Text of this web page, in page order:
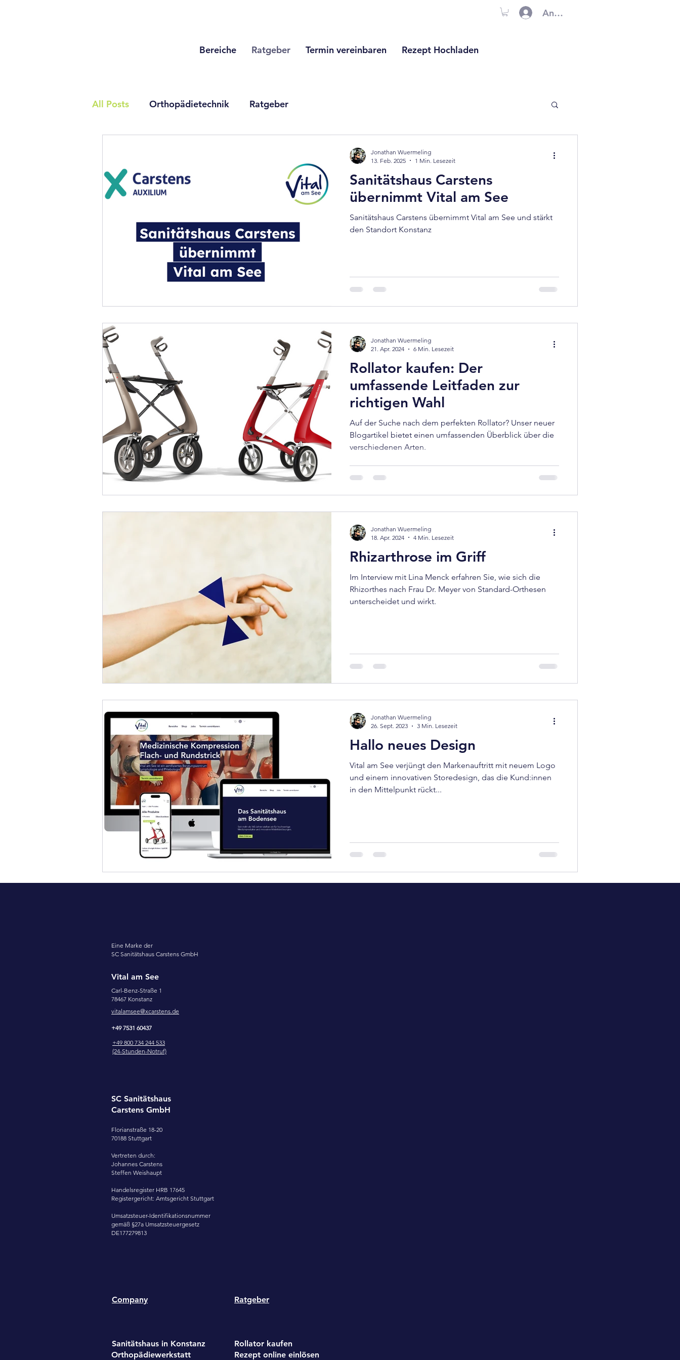
Anmelden
Bereiche Ratgeber Termin vereinbaren Rezept Hochladen
All Posts Orthopädietechnik Ratgeber
Sanitätshaus Carstens
übernimmt Vital am See
Sanitätshaus Carstens übernimmt Vital am See und stärkt
den Standort Konstanz
Jonathan Wuermeling
13. Feb. 2025
1 Min. Lesezeit
Rollator kaufen: Der
umfassende Leitfaden zur
richtigen Wahl
Auf der Suche nach dem perfekten Rollator? Unser neuer
Blogartikel bietet einen umfassenden Überblick über die
verschiedenen Arten.
Jonathan Wuermeling
21. Apr. 2024
6 Min. Lesezeit
Rhizarthrose im Griff
Im Interview mit Lina Menck erfahren Sie, wie sich die
Rhizorthes nach Frau Dr. Meyer von Standard-Orthesen
unterscheidet und wirkt.
Jonathan Wuermeling
18. Apr. 2024
4 Min. Lesezeit
Hallo neues Design
Vital am See verjüngt den Markenauftritt mit neuem Logo
und einem innovativen Storedesign, das die Kund:innen
in den Mittelpunkt rückt...
Jonathan Wuermeling
26. Sept. 2023
3 Min. Lesezeit
Eine Marke der
SC Sanitätshaus Carstens GmbH
Vital am See
Carl-Benz-Straße 1
78467 Konstanz
vitalamsee@xcarstens.de
+49 7531 60437
+49 800 734 244 533
(24-Stunden-Notruf)
SC Sanitätshaus
Carstens GmbH
Florianstraße 18-20
70188 Stuttgart
Vertreten durch:
Johannes Carstens
Steffen Weishaupt
Handelsregister HRB 17645
Registergericht: Amtsgericht Stuttgart
Umsatzsteuer-Identifikationsnummer
gemäß §27a Umsatzsteuergesetz
DE177279813
Company
Sanitätshaus in Konstanz
Orthopädiewerkstatt
Ratgeber
Rollator kaufen
Rezept online einlösen